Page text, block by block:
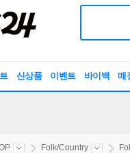
신상품 이벤트 바이백 매
Folk/Country